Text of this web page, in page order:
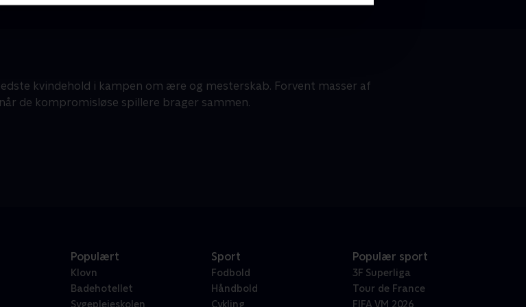
kvindehold i kampen om ære og mesterskab. Forvent masser af
de kompromisløse spillere brager sammen.
Populært
Klovn
Badehotellet
Sygeplejeskolen
Sport
Fodbold
Håndbold
Cykling
Populær sport
3F Superliga
Tour de France
FIFA VM 2026